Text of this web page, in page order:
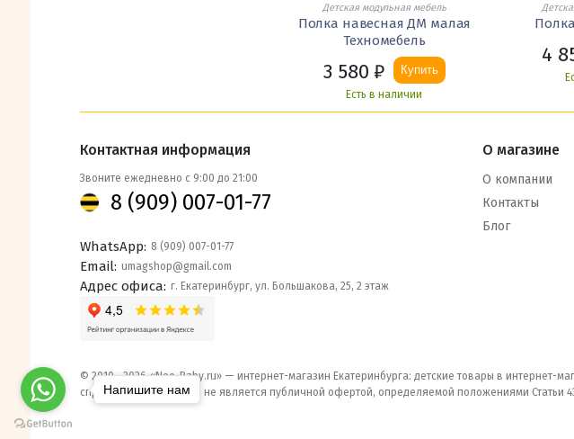
Детская модульная мебель
Полка навесная ДМ малая
Техномебель
3 580 ₽ Купить
Есть в наличии
4
Контактная информация
Звоните ежедневно с 9:00 до 21:00
8 (909) 007-01-77
WhatsApp: 8 (909) 007-01-77
Email: umagshop@gmail.com
Адрес офиса: г. Екатеринбург, ул. Большакова, 25, 2 этаж
О магазине
О компании
Контакты
Блог
© 2010– 2026 «Neo-Baby.ru» — интернет-магазин Екатеринбурга: детские товары в интернет-
справочный характер и не является публичной офертой, определяемой положениями Статьи
Напишите нам